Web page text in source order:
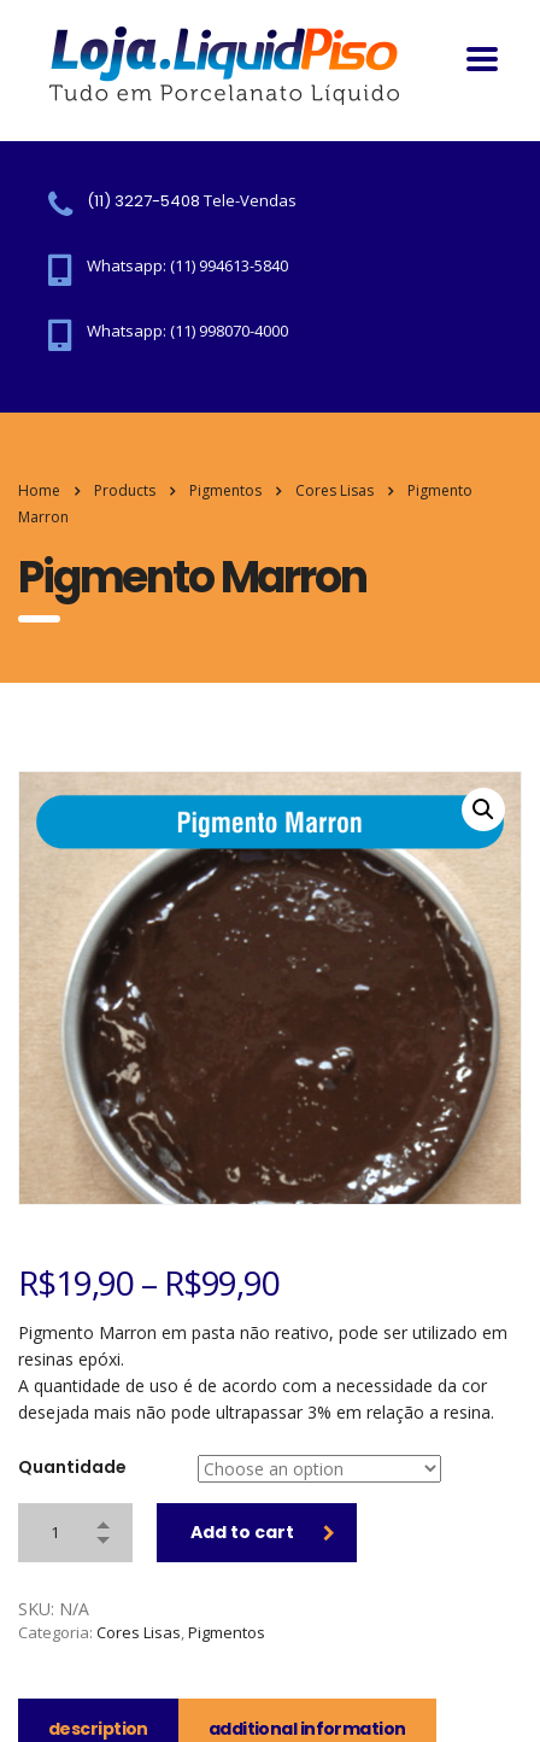
(11) 3227-5408 Tele-Vendas
Whatsapp: (11) 994613-5840
Whatsapp: (11) 998070-4000
Home Products Pigmentos Cores Lisas
Pigmento
Marron
Pigmento Marron
R$19,90– R$99,90
Pigmento Marron em pasta não reativo, pode ser utilizado em
resinas epóxi.
A quantidade de uso é de acordo com a necessidade da cor
desejada mais não pode ultrapassar 3% em relação a resina.
Quantidade
Add to cart
SKU: N/A
Categoria: Cores Lisas,Pigmentos
description additional information